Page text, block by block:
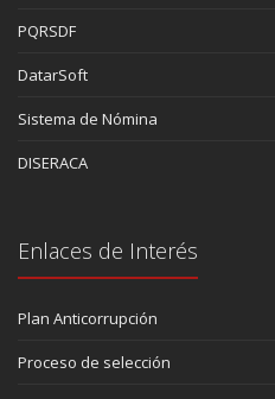
PQRSDF
DatarSoft
Sistema de Nómina
DISERACA
Enlaces de Interés
Plan Anticorrupción
Proceso de selección